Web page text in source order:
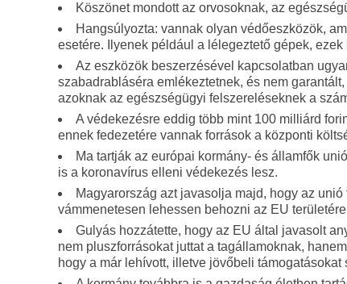
Köszönet mondott az orvosoknak, az
Hangsúlyozta: vannak olyan védőeszközök,
esetére. Ilyenek például a lélegeztető gépek,
Az eszközök beszerzésével kapcsolatban
szabadrabláséra emlékeztetnek, és nem
azoknak az egészségügyi felszereléseknek a
A védekezésre eddig több mint 100 milliárd
ennek fedezetére vannak források a központi
Ma tartják az európai kormány- és államfők
is a koronavírus elleni védekezés lesz.
Magyarország azt javasolja majd, hogy az
vámmenetesen lehessen behozni az EU
Gulyás hozzátette, hogy az EU által javasolt
nem pluszforrásokat juttat a tagállamoknak,
hogy a már lehívott, illetve jövőbeli